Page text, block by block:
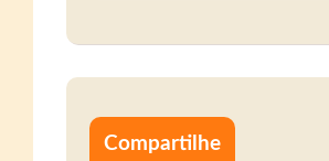
Compartilhe